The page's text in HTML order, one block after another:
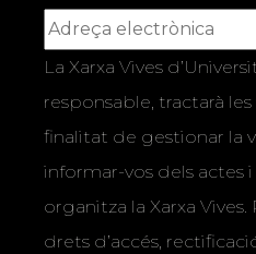
La Xarxa Vives
responsable, tractarà
finalitat de gestionar la
informar-vos dels actes
organitza la Xarxa
drets d’accés,